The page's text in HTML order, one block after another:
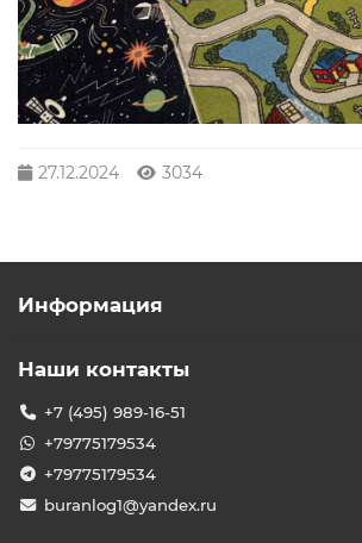
27.12.2024 3034
Информация
Наши контакты
+7 (495) 989-16-51
+79775179534
+79775179534
buranlog1@yandex.ru